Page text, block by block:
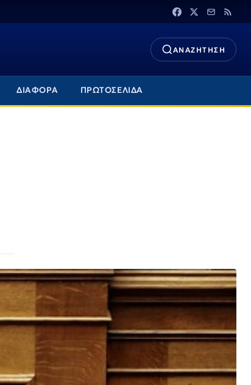
ΑΝΑΖΗΤΗΣΗ
ΔΙΑΦΟΡΑ ΠΡΩΤΟΣΕΛΙΔΑ